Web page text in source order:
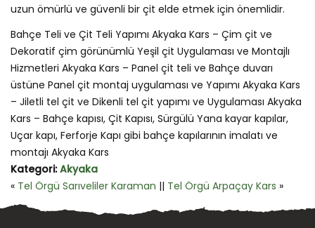
uzun ömürlü ve güvenli bir çit elde etmek için önemlidir.
Bahçe Teli ve Çit Teli Yapımı Akyaka Kars – Çim çit ve
Dekoratif çim görünümlü Yeşil çit Uygulaması ve Montajlı
Hizmetleri Akyaka Kars – Panel çit teli ve Bahçe duvarı
üstüne Panel çit montaj uygulaması ve Yapımı Akyaka Kars
– Jiletli tel çit ve Dikenli tel çit yapımı ve Uygulaması Akyaka
Kars – Bahçe kapısı, Çit Kapısı, Sürgülü Yana kayar kapılar,
Uçar kapı, Ferforje Kapı gibi bahçe kapılarının imalatı ve
montajı Akyaka Kars
Kategori:Akyaka
« Tel Örgü Sarıveliler Karaman || Tel Örgü Arpaçay Kars »